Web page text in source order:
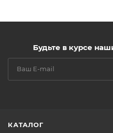
Будьте в курсе
КАТАЛОГ